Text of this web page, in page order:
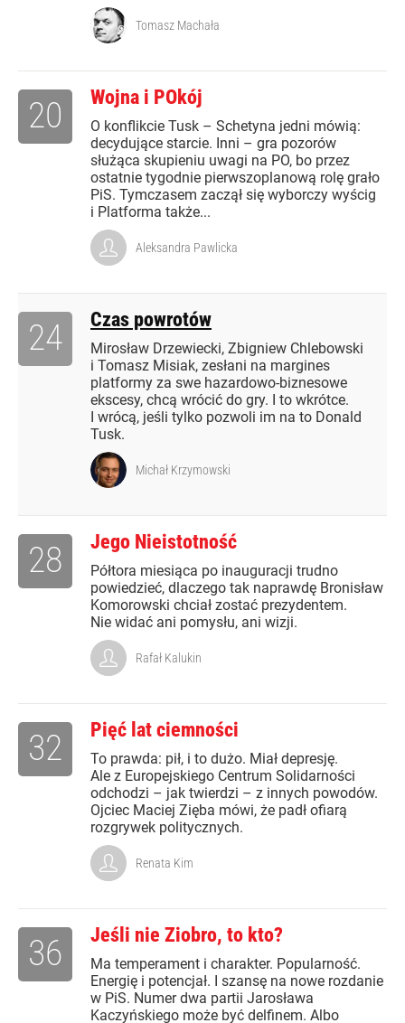
Tomasz Machała
Wojna i POkój
O konflikcie Tusk – Schetyna jedni mówią:
decydujące starcie. Inni – gra pozorów
służąca skupieniu uwagi na PO, bo przez
ostatnie tygodnie pierwszoplanową rolę grało
PiS. Tymczasem zaczął się wyborczy wyścig
i Platforma także...
20
Aleksandra Pawlicka
Czas powrotów
Mirosław Drzewiecki, Zbigniew Chlebowski
i Tomasz Misiak, zesłani na margines
platformy za swe hazardowo-biznesowe
ekscesy, chcą wrócić do gry. I to wkrótce.
I wrócą, jeśli tylko pozwoli im na to Donald
Tusk.
24
Michał Krzymowski
Jego Nieistotność
Półtora miesiąca po inauguracji trudno
powiedzieć, dlaczego tak naprawdę Bronisław
Komorowski chciał zostać prezydentem.
Nie widać ani pomysłu, ani wizji.
28
Rafał Kalukin
Pięć lat ciemności
To prawda: pił, i to dużo. Miał depresję.
Ale z Europejskiego Centrum Solidarności
odchodzi – jak twierdzi – z innych powodów.
Ojciec Maciej Zięba mówi, że padł ofiarą
rozgrywek politycznych.
32
Renata Kim
Jeśli nie Ziobro, to kto?
Ma temperament i charakter. Popularność.
Energię i potencjał. I szansę na nowe rozdanie
w PiS. Numer dwa partii Jarosława
Kaczyńskiego może być delfinem. Albo
36